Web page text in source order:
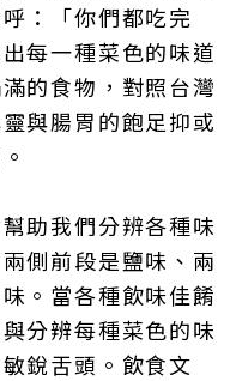
：「你們都吃完
每一種菜色的味道
的食物，對照台灣
與腸胃的飽足抑或
助我們分辨各種味
側前段是鹽味、兩
。當各種飲味佳餚
分辨每種菜色的味
銳舌頭。飲食文